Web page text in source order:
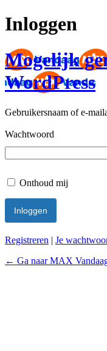
Inloggen
Mogelijk
WordPress
Gebruikersnaam of e-
Wachtwoord
Onthoud mij
Registreren | Je
← Ga naar MAX